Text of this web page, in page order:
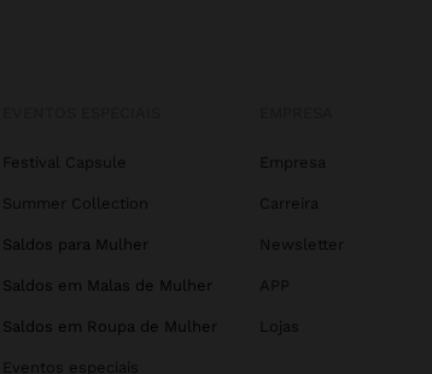
Festival Capsule
Summer Collection
Saldos para Mulher
Saldos em Malas de Mulher
Saldos em Roupa de Mulher
Eventos especiais
Empresa
Carreira
Newsletter
APP
Lojas